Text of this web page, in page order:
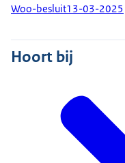
Woo-besluit13-03-2025
Hoort bij